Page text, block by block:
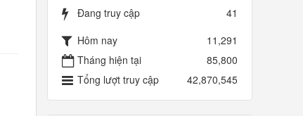
Đang truy cập
41
Hôm nay
11,291
Tháng hiện tại
85,800
Tổng lượt truy cập
42,870,545